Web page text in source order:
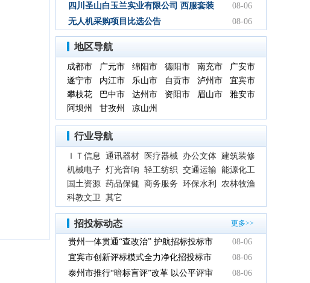
请第三方服务机构开展贸易业务票据、
国内信用证结算服务结果公告
四川圣山白玉兰实业有限公司 西服套装
成品采购竞争性磋商公告
08-06
无人机采购项目比选公告
08-06
地区导航
成都市 广元市 绵阳市 德阳市 南充市
广安市
遂宁市
内江市 乐山市 自贡市 泸州市
宜宾市
攀枝花
巴中市 达州市 资阳市 眉山市
雅安市
阿坝州
甘孜州 凉山州
行业导航
ＩＴ信息 通讯器材 医疗器械 办公文体 建筑装修
机械电子 灯光音响 轻工纺织 交通运输 能源化工
国土资源 药品保健 商务服务 环保水利
农林牧渔
科教文卫 其它
招投标动态 更多>>
贵州一体贯通“查改治” 护航招标投标市
场规范健康发展
08-06
宜宾市创新评标模式全力净化招投标市
场环境
08-06
泰州市推行“暗标盲评”改革 以公平评审
08-06